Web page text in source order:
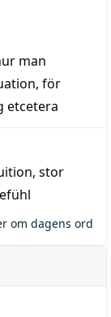
man
, för
etcetera
, stor
om dagens ord